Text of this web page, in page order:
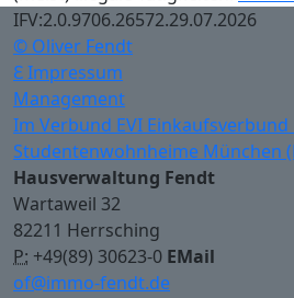
IFV:2.0.9706.26572.29.07.2026
© Oliver Fendt
Ɛ Impressum
Management
Im Verbund EVI Einkaufsverbund
Studentenwohnheime München
Hausverwaltung Fendt
Wartaweil 32
82211 Herrsching
P: +49(89) 30623-0 EMail
of@immo-fendt.de